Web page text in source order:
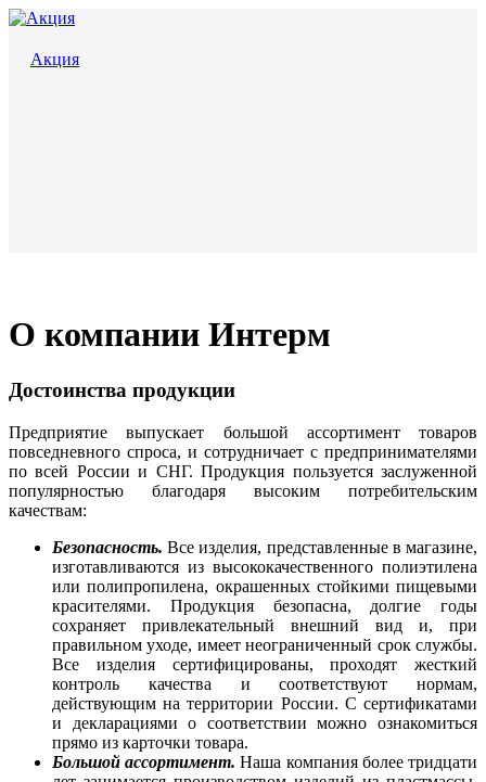
Акция
О компании Интерм
Достоинства продукции
Предприятие выпускает большой ассортимент товаров
повседневного спроса, и сотрудничает с предпринимателями
по всей России и СНГ. Продукция пользуется заслуженной
популярностью благодаря высоким потребительским
качествам:
Безопасность. Все изделия, представленные в магазине,
изготавливаются из высококачественного полиэтилена
или полипропилена, окрашенных стойкими пищевыми
красителями. Продукция безопасна, долгие годы
сохраняет привлекательный внешний вид и, при
правильном уходе, имеет неограниченный срок службы.
Все изделия сертифицированы, проходят жесткий
контроль качества и соответствуют нормам,
действующим на территории России. С сертификатами
и декларациями о соответствии можно ознакомиться
прямо из карточки товара.
Большой ассортимент. Наша компания более тридцати